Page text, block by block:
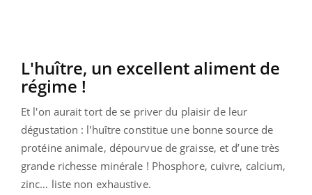
L'huître, un excellent aliment de
régime !
Et l'on aurait tort de se priver du plaisir de leur
dégustation : l'huître constitue une bonne source de
protéine animale, dépourvue de graisse, et d’une très
grande richesse minérale ! Phosphore, cuivre, calcium,
zinc… liste non exhaustive.